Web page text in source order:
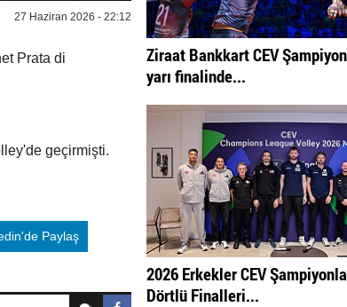
27 Haziran 2026 - 22:12
Prata di
geçirmişti.
Paylaş
Ziraat Bankkart CEV
yarı finalinde...
2026 Erkekler CEV
Dörtlü Finalleri...